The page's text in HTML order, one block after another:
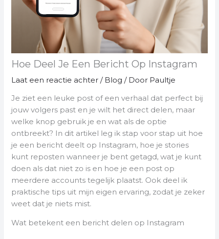
Hoe Deel Je Een Bericht Op Instagram
Laat een reactie achter / Blog / Door Paultje
Je ziet een leuke post of een verhaal dat perfect bij
jouw volgers past en je wilt het direct delen, maar
welke knop gebruik je en wat als de optie
ontbreekt? In dit artikel leg ik stap voor stap uit hoe
je een bericht deelt op Instagram, hoe je stories
kunt reposten wanneer je bent getagd, wat je kunt
doen als dat niet zo is en hoe je een post op
meerdere accounts tegelijk plaatst. Ook deel ik
praktische tips uit mijn eigen ervaring, zodat je zeker
weet dat je niets mist.
Wat betekent een bericht delen op Instagram